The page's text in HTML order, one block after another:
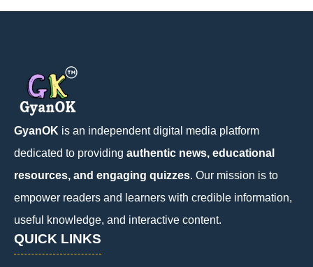
GyanOK is an independent digital media platform
dedicated to providing authentic news, educational
resources, and engaging quizzes. Our mission is to
empower readers and learners with credible information,
useful knowledge, and interactive content.
QUICK LINKS